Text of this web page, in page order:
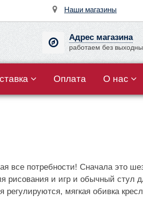
Наши магазины
Адрес магазина
работаем без
Оплата О нас
потребности! Сначала это
и игр и обычный стул
мягкая обивка